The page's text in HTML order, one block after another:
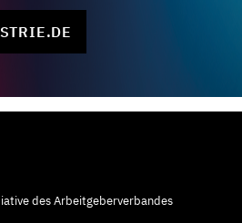
des Arbeitgeberverbandes